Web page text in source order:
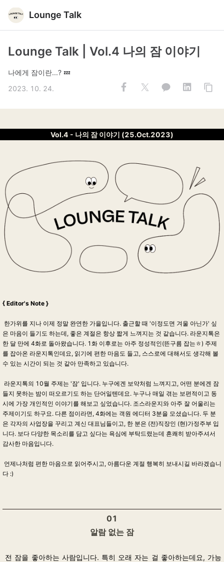
Lounge Talk
Lounge Talk | Vol.4 나의 잠 이야기
나에게 잠이란...? 💤
2023. 10. 24.
Vol.4 - 나의 잠 이야기 (25.Oct.2023)
{ Editor's Note }
한가위를 지나 이제 정말 완연한 가을입니다. 출근할 때 '이정도면 겨울 아닌가' 싶
은 마음이 들기도 하는데, 좋은 계절은 항상 짧게 느껴지는 것 같습니다. 라운지톡은
한 달 만에 4화로 돌아왔습니다. 1화 이후로는 아주 정성적인(뜬구름 잡는ㅎ) 주제
를 잡아온 라운지톡인데요, 읽기에 편한 마음도 들고, 스스로에 대해서도 생각해 볼
수 있는 시간이 되는 것 같아 만족하고 있습니다.
라운지톡의 10월 주제는 '잠' 입니다. 누구에겐 보약처럼 느껴지고, 어떤 분에겐 잠
들지 못하는 밤이 떠오르기도 하는 단어일텐데요. 누구나 매일 겪는 보편적이고 동
시에 가장 개인적인 이야기를 해보고 싶었습니다. 조스라운지와 아주 잘 어울리는
주제이기도 하구요. 다른 점이라면, 4화에는 객원 에디터 3분을 모셨습니다. 두 분
은 각자의 사업장을 꾸리고 계신 대표님들이고, 한 분은 (전)직장인 (현)가정주부 입
니다. 보다 다양한 목소리를 담고 싶다는 욕심에 부탁드렸는데 흔쾌히 받아주셔서
감사한 마음입니다.
언제나처럼 편한 마음으로 읽어주시고, 아름다운 계절 행복히 보내시길 바라겠습니
다 :)
01
알람 없는 잠
전 잠을 좋아하는 사람입니다. 특히 오래 자는 걸 좋아하는데요, 가능